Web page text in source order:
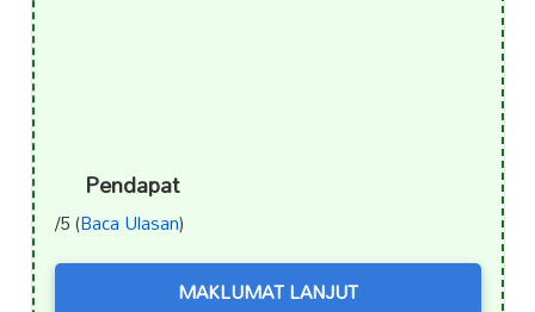
Pendapat
/5 (Baca Ulasan)
MAKLUMAT LANJUT